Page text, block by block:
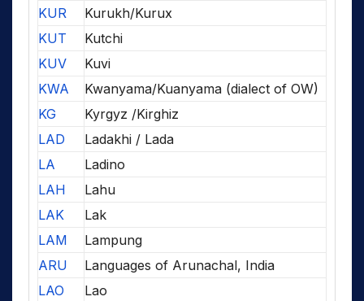
KUR
Kurukh/Kurux
KUT
Kutchi
KUV
Kuvi
KWA
Kwanyama/Kuanyama (dialect of OW)
KG
Kyrgyz /Kirghiz
LAD
Ladakhi / Lada
LA
Ladino
LAH
Lahu
LAK
Lak
LAM
Lampung
ARU
Languages of Arunachal, India
LAO
Lao